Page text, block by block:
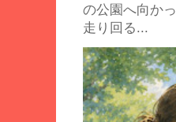
の公園へ向か
走り回る...